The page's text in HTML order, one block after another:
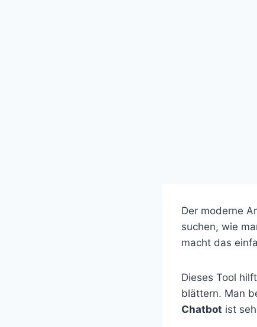
Der moderne
suchen, wie
macht das
Dieses Tool
blättern. Man
Chatbot ist